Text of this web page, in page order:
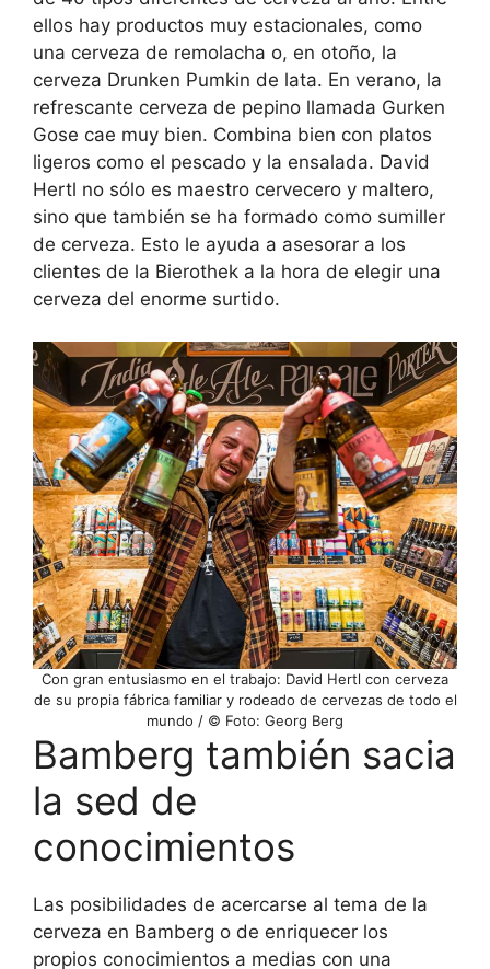
ellos hay productos muy estacionales, como
una cerveza de remolacha o, en otoño, la
cerveza Drunken Pumkin de lata. En verano, la
refrescante cerveza de pepino llamada Gurken
Gose cae muy bien. Combina bien con platos
ligeros como el pescado y la ensalada. David
Hertl no sólo es maestro cervecero y maltero,
sino que también se ha formado como sumiller
de cerveza. Esto le ayuda a asesorar a los
clientes de la Bierothek a la hora de elegir una
cerveza del enorme surtido.
Con gran entusiasmo en el trabajo: David Hertl con cerveza
de su propia fábrica familiar y rodeado de cervezas de todo el
mundo / © Foto: Georg Berg
Bamberg también sacia
la sed de
conocimientos
Las posibilidades de acercarse al tema de la
cerveza en Bamberg o de enriquecer los
propios conocimientos a medias con una